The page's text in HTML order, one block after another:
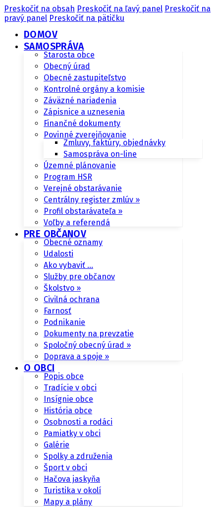
Preskočiť na obsah Preskočiť na ľavý panel Preskočiť na
pravý panel Preskočiť na pätičku
DOMOV
SAMOSPRÁVA
Starosta obce
Obecný úrad
Obecné zastupiteľstvo
Kontrolné orgány a komisie
Záväzné nariadenia
Zápisnice a uznesenia
Finančné dokumenty
Povinné zverejňovanie
Zmluvy, faktúry, objednávky
Samospráva on-line
Územné plánovanie
Program HSR
Verejné obstarávanie
Centrálny register zmlúv »
Profil obstarávateľa »
Voľby a referendá
PRE OBČANOV
Obecné oznamy
Udalosti
Ako vybaviť …
Služby pre občanov
Školstvo »
Civilná ochrana
Farnosť
Podnikanie
Dokumenty na prevzatie
Spoločný obecný úrad »
Doprava a spoje »
O OBCI
Popis obce
Tradície v obci
Insígnie obce
História obce
Osobnosti a rodáci
Pamiatky v obci
Galérie
Spolky a združenia
Šport v obci
Hačova jaskyňa
Turistika v okolí
Mapy a plány